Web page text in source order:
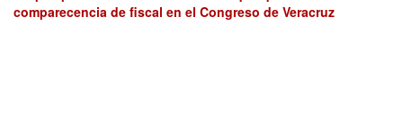
comparecencia de fiscal en el Congreso de Veracruz